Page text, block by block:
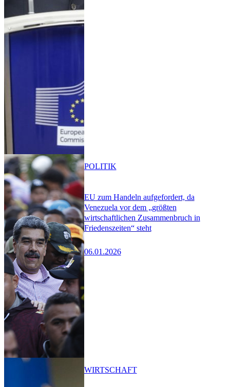
EU zum Handeln aufgefordert, da
Venezuela vor dem „größten
wirtschaftlichen Zusammenbruch in
Friedenszeiten“ steht
06.01.2026
POLITIK
WIRTSCHAFT